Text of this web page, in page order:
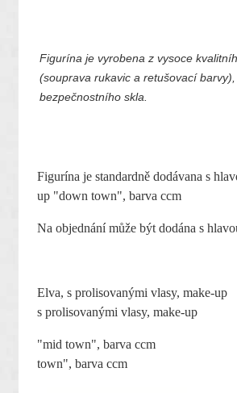
Figurína je vyrobena z vysoce
(souprava rukavic a retušovací
bezpečnostního skla.
Figurína je standardně dodávana s
up "down town", barva ccm
Na objednání může být dodána s
Elva, s prolisovanými vlasy,
s prolisovanými vlasy, make-up
"mid town", barva ccm
town", barva ccm